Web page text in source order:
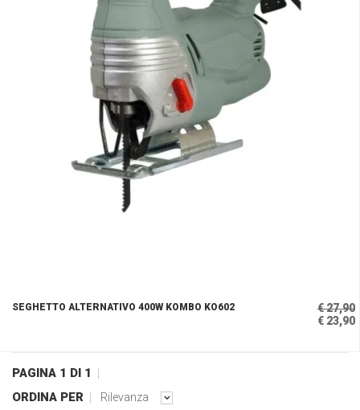
SEGHETTO ALTERNATIVO 400W KOMBO KO602
€ 27,90
€ 23,90
PAGINA 1 DI 1
ORDINA PER
Rilevanza